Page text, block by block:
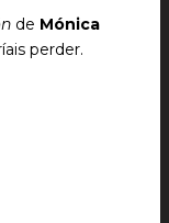
de Mónica
perder.